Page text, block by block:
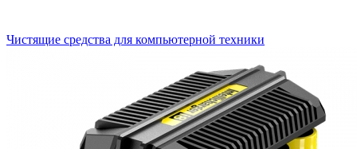
Чистящие средства для компьютерной техники